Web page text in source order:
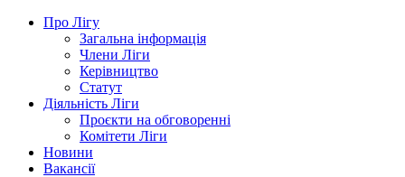
Про Лігу
Загальна інформація
Члени Ліги
Керівництво
Статут
Діяльність Ліги
Проєкти на обговоренні
Комітети Ліги
Новини
Вакансії